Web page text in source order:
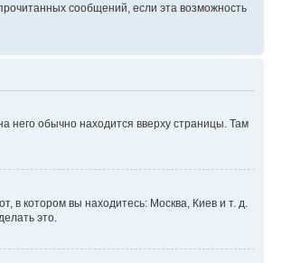
сообщений, если эта возможность
него обычно находится вверху страницы. Там
в котором вы находитесь: Москва, Киев и т. д.
это.